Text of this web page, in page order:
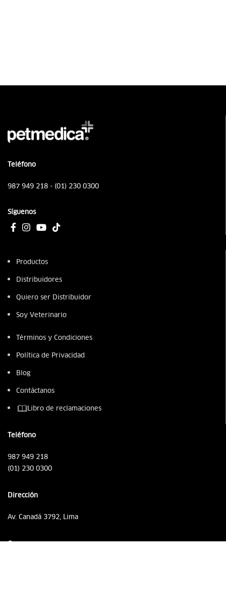
Teléfono
987 949 218 - (01) 230 0300
Síguenos
Productos
Distribuidores
Quiero ser Distribuidor
Soy Veterinario
Términos y Condiciones
Política de Privacidad
Blog
Contáctanos
Libro de reclamaciones
Teléfono
987 949 218
(01) 230 0300
Dirección
Av. Canadá 3792, Lima
Correo